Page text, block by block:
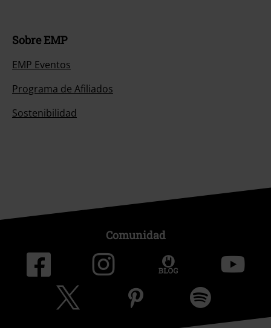
Sobre EMP
EMP Eventos
Programa de Afiliados
Sostenibilidad
Comunidad